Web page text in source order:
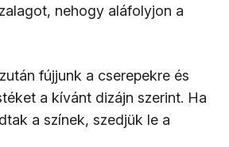
nehogy aláfolyjon a
fújjunk a cserepekre és
a kívánt dizájn szerint. Ha
a színek, szedjük le a